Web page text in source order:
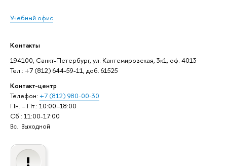
Учебный офис
Контакты
194100, Санкт-Петербург, ул. Кантемировская, 3к1, оф. 4013
Тел.: +7 (812) 644-59-11, доб. 61525
Контакт-центр
Телефон: +7 (812) 980-00-30
Пн. – Пт.: 10:00–18:00
Сб.: 11:00-17:00
Вс.: Выходной